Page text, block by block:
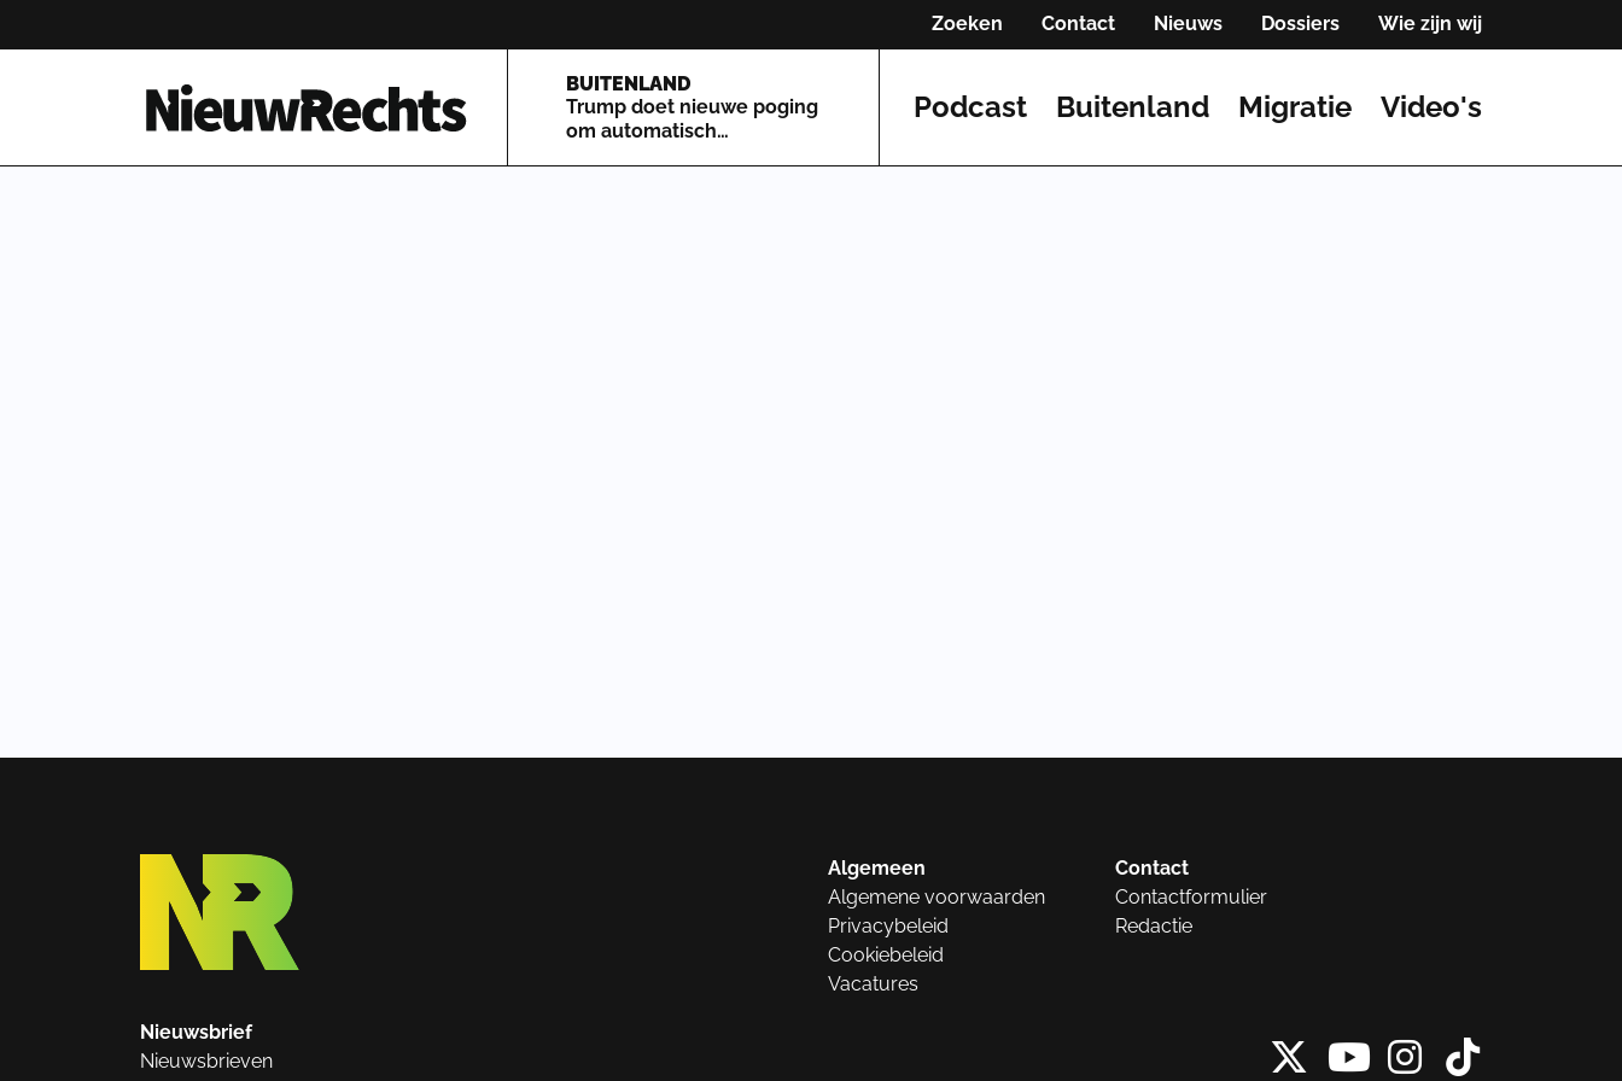
Zoeken Contact Nieuws Dossiers Wie zijn wij
Homepage van NieuwRechts
BUITENLAND
Trump doet nieuwe poging
om automatisch
Podcast Buitenland Migratie Video's
Algemeen
Algemene voorwaarden
Privacybeleid
Cookiebeleid
Vacatures
Contact
Contactformulier
Redactie
Nieuwsbrief
Nieuwsbrieven
X vanInstagram
Tiktok